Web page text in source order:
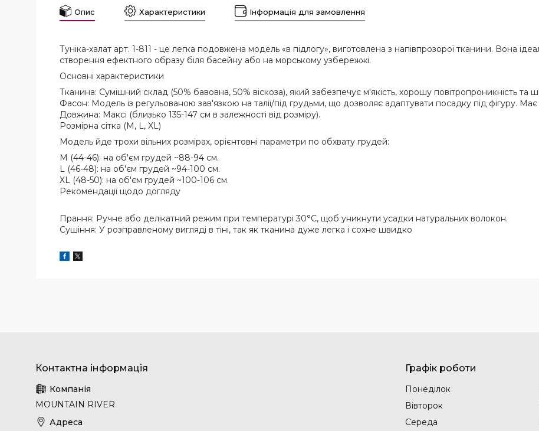
Опис Характеристики Інформація для замовлення
Туніка-халат арт. 1-811 - це легка подовжена модель «в підлогу», виготовлена ​​з напівпрозорої тканини. Вона
створення ефектного образу біля басейну або на морському узбережжі.
Основні характеристики
Тканина: Сумішний склад (50% бавовна, 50% віскоза), який забезпечує м'якість, хорошу повітропроникність та
Фасон: Модель із регульованою зав'язкою на талії/під грудьми, що дозволяє адаптувати посадку під фігуру. Має
Довжина: Максі (близько 135-147 см в залежності від розміру).
Розмірна сітка (M, L, XL)
Модель йде трохи вільних розмірах, орієнтовні параметри по обхвату грудей:
M (44-46): на об'єм грудей ~88-94 см.
L (46-48): на об'єм грудей ~94-100 см.
XL (48-50): на об'єм грудей ~100-106 см.
Рекомендації щодо догляду
Прання: Ручне або делікатний режим при температурі 30°C, щоб уникнути усадки натуральних волокон.
Сушіння: У розправленому вигляді в тіні, так як тканина дуже легка і сохне швидко
MOUNTAIN RIVER
Графік роботи
Понеділок
Вівторок
Середа